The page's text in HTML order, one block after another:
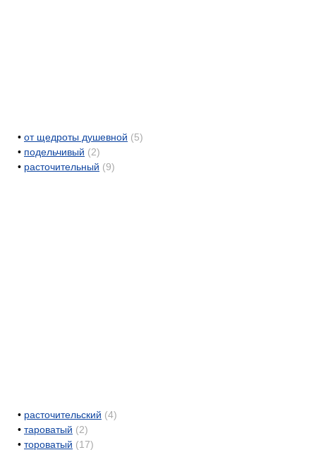
• от щедроты душевной (5)
• подельчивый (2)
• расточительный (9)
• расточительский (4)
• тароватый (2)
• тороватый (17)